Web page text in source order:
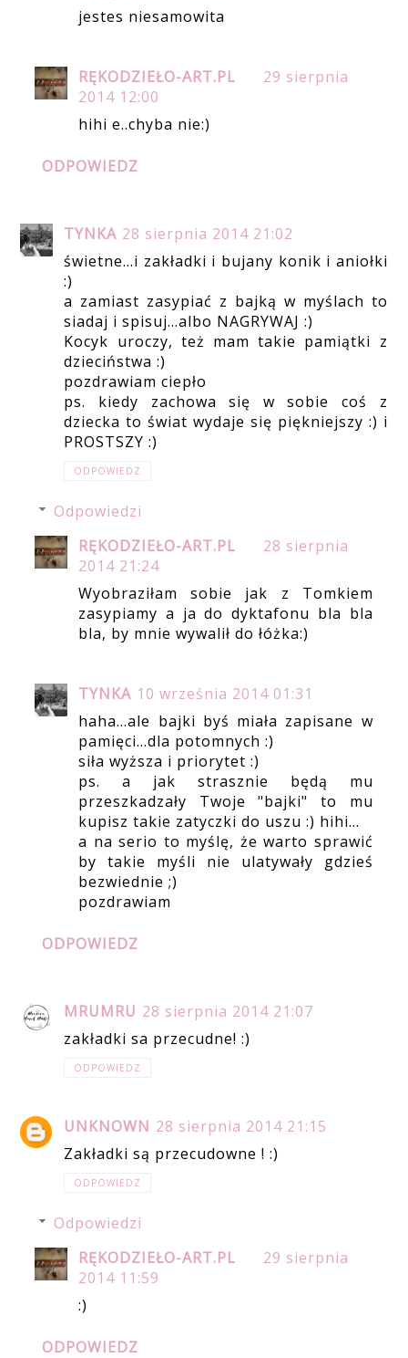
jestes niesamowita
RĘKODZIEŁO-ART.PL
29 sierpnia
2014 12:00
hihi e..chyba nie:)
ODPOWIEDZ
TYNKA 28 sierpnia 2014 21:02
świetne...i zakładki i bujany konik i aniołki
:)
a zamiast zasypiać z bajką w myślach to
siadaj i spisuj...albo NAGRYWAJ :)
Kocyk uroczy, też mam takie pamiątki z
dzieciństwa :)
pozdrawiam ciepło
ps. kiedy zachowa się w sobie coś z
dziecka to świat wydaje się piękniejszy :) i
PROSTSZY :)
ODPOWIEDZ
Odpowiedzi
RĘKODZIEŁO-ART.PL
28 sierpnia
2014 21:24
Wyobraziłam sobie jak z Tomkiem
zasypiamy a ja do dyktafonu bla bla
bla, by mnie wywalił do łóżka:)
TYNKA 10 września 2014 01:31
haha...ale bajki byś miała zapisane w
pamięci...dla potomnych :)
siła wyższa i priorytet :)
ps. a jak strasznie będą mu
przeszkadzały Twoje "bajki" to mu
kupisz takie zatyczki do uszu :) hihi...
a na serio to myślę, że warto sprawić
by takie myśli nie ulatywały gdzieś
bezwiednie ;)
pozdrawiam
ODPOWIEDZ
MRUMRU 28 sierpnia 2014 21:07
zakładki sa przecudne! :)
ODPOWIEDZ
UNKNOWN 28 sierpnia 2014 21:15
Zakładki są przecudowne ! :)
ODPOWIEDZ
Odpowiedzi
RĘKODZIEŁO-ART.PL
29 sierpnia
2014 11:59
:)
ODPOWIEDZ